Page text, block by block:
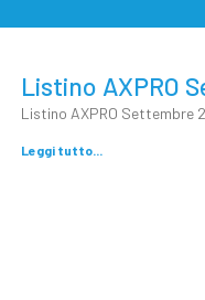
Listino AXPRO
Listino AXPRO Settembre
Leggi tutto...